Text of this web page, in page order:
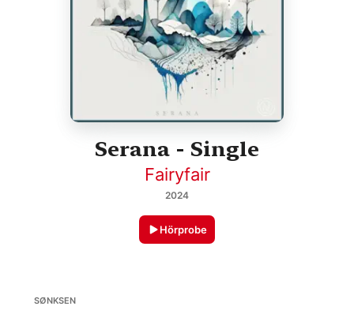
Serana - Single
Fairyfair
2024
Hörprobe
SØNKSEN